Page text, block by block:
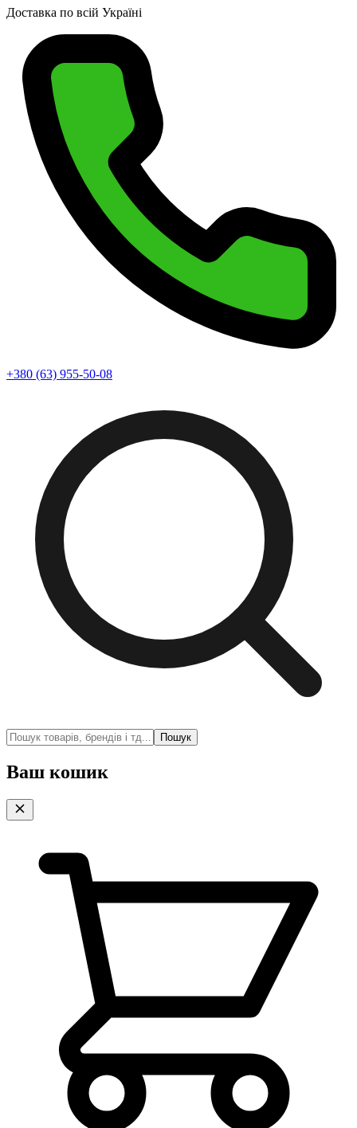
Доставка по всій Україні
+380 (63) 955-50-08
Пошук
Ваш кошик